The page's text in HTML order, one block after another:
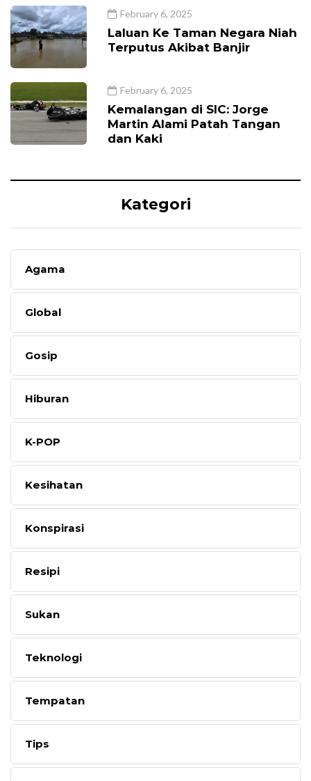
February 6, 2025
Laluan Ke Taman Negara Niah
Terputus Akibat Banjir
February 6, 2025
Kemalangan di SIC: Jorge
Martin Alami Patah Tangan
dan Kaki
Kategori
Agama
Global
Gosip
Hiburan
K-POP
Kesihatan
Konspirasi
Resipi
Sukan
Teknologi
Tempatan
Tips